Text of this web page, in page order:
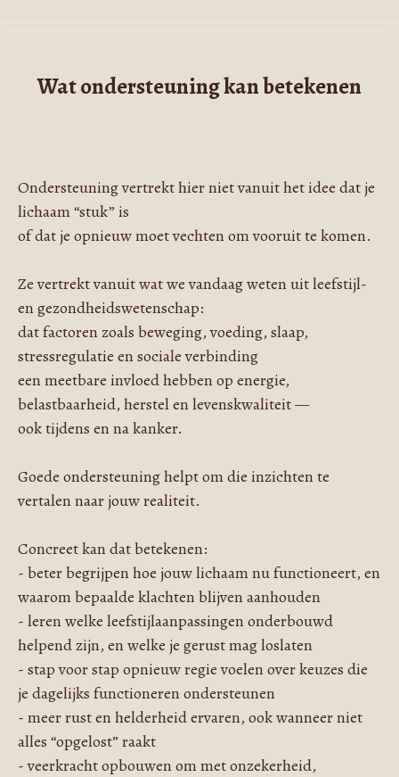
Wat ondersteuning kan betekenen
Ondersteuning vertrekt hier niet vanuit het idee dat je
lichaam “stuk” is
of dat je opnieuw moet vechten om vooruit te komen.
Ze vertrekt vanuit wat we vandaag weten uit leefstijl-
en gezondheidswetenschap:
dat factoren zoals beweging, voeding, slaap,
stressregulatie en sociale verbinding
een meetbare invloed hebben op energie,
belastbaarheid, herstel en levenskwaliteit —
ook tijdens en na kanker.
Goede ondersteuning helpt om die inzichten te
vertalen naar jouw realiteit.
Concreet kan dat betekenen:
- beter begrijpen hoe jouw lichaam nu functioneert, en
waarom bepaalde klachten blijven aanhouden
- leren welke leefstijlaanpassingen onderbouwd
helpend zijn, en welke je gerust mag loslaten
- stap voor stap opnieuw regie voelen over keuzes die
je dagelijks functioneren ondersteunen
- meer rust en helderheid ervaren, ook wanneer niet
alles “opgelost” raakt
- veerkracht opbouwen om met onzekerheid,